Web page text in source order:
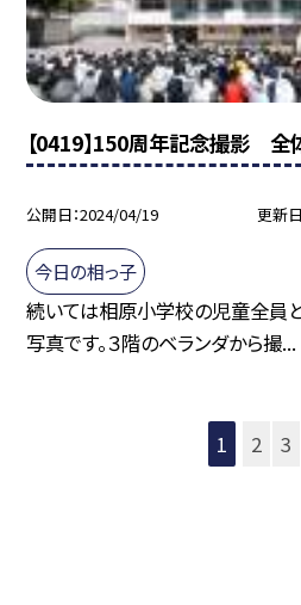
【0419】150周年記念撮影 全
公開日 2024/04/19 更新日
今日の相っ子
続いては相原小学校の児童全員
写真です。３階のベランダから撮...
1 2 3